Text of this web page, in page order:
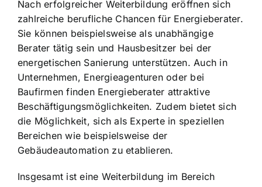
Nach erfolgreicher Weiterbildung eröffnen sich
zahlreiche berufliche Chancen für Energieberater.
Sie können beispielsweise als unabhängige
Berater tätig sein und Hausbesitzer bei der
energetischen Sanierung unterstützen. Auch in
Unternehmen, Energieagenturen oder bei
Baufirmen finden Energieberater attraktive
Beschäftigungsmöglichkeiten. Zudem bietet sich
die Möglichkeit, sich als Experte in speziellen
Bereichen wie beispielsweise der
Gebäudeautomation zu etablieren.
Insgesamt ist eine Weiterbildung im Bereich